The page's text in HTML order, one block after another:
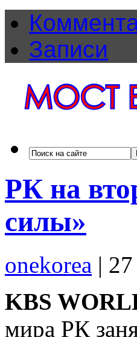
Записи
РК на
силы»
onekorea |
KBS
мира РК